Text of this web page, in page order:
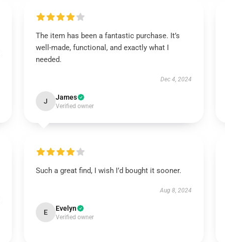
The item has been a fantastic purchase. It’s
well-made, functional, and exactly what I
needed.
Dec 4, 2024
J James
Verified owner
Such a great find, I wish I’d bought it sooner.
Aug 8, 2024
E Evelyn
Verified owner